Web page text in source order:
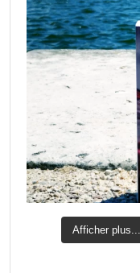
Afficher plus...